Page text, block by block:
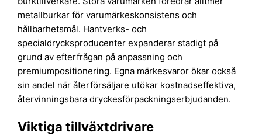
metallburkar för varumärkeskonsistens och
hållbarhetsmål. Hantverks- och
specialdrycksproducenter expanderar stadigt på
grund av efterfrågan på anpassning och
premiumpositionering. Egna märkesvaror ökar också
sin andel när återförsäljare utökar kostnadseffektiva,
återvinningsbara dryckesförpackningserbjudanden.
Viktiga tillväxtdrivare